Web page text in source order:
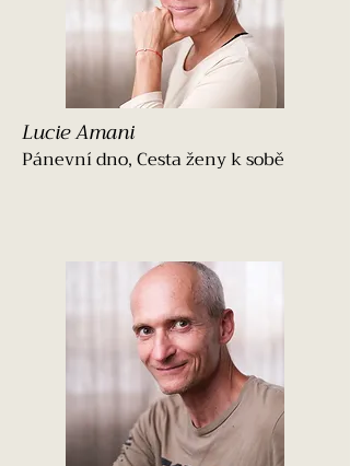
Lucie Amani
Pánevní dno, Cesta ženy k sobě